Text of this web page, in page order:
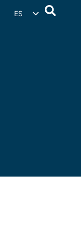
ES